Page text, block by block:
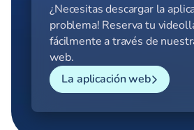
¿Necesitas descargar la
problema! Reserva tu
fácilmente a través de
web.
La aplicación web